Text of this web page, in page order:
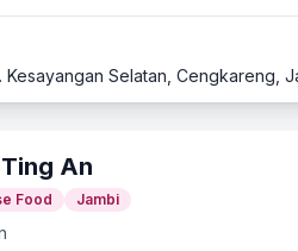
Kesayangan Selatan, Cengkareng,
An
Food Jambi